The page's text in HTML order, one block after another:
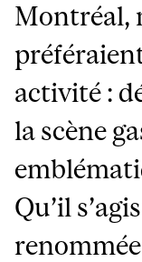
Montréal,
activité :
la scène
Qu’il